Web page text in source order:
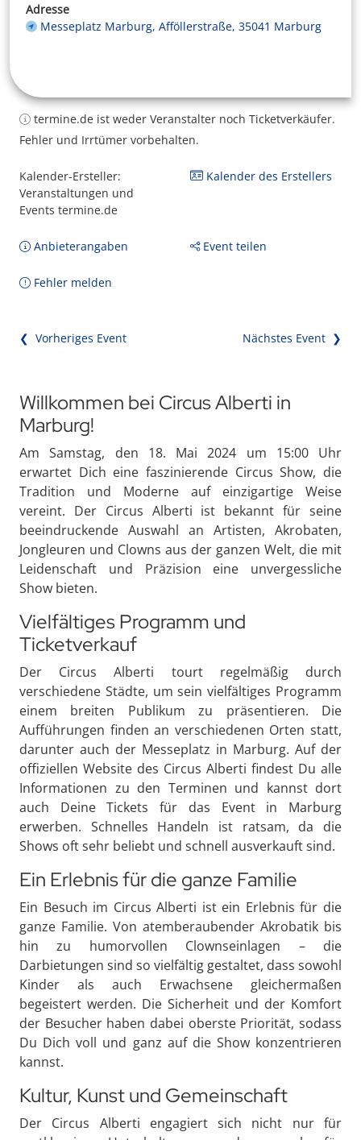
Adresse
Messeplatz Marburg, Afföllerstraße, 35041 Marburg
termine.de ist weder Veranstalter noch Ticketverkäufer.
Fehler und Irrtümer vorbehalten.
Kalender-Ersteller:
Veranstaltungen und
Events termine.de
Kalender des Erstellers
Anbieterangaben Event teilen
Fehler melden
❮ Vorheriges Event Nächstes Event ❯
Willkommen bei Circus Alberti in
Marburg!
Am Samstag, den 18. Mai 2024 um 15:00 Uhr
erwartet Dich eine faszinierende Circus Show, die
Tradition und Moderne auf einzigartige Weise
vereint. Der Circus Alberti ist bekannt für seine
beeindruckende Auswahl an Artisten, Akrobaten,
Jongleuren und Clowns aus der ganzen Welt, die mit
Leidenschaft und Präzision eine unvergessliche
Show bieten.
Vielfältiges Programm und
Ticketverkauf
Der Circus Alberti tourt regelmäßig durch
verschiedene Städte, um sein vielfältiges Programm
einem breiten Publikum zu präsentieren. Die
Aufführungen finden an verschiedenen Orten statt,
darunter auch der Messeplatz in Marburg. Auf der
offiziellen Website des Circus Alberti findest Du alle
Informationen zu den Terminen und kannst dort
auch Deine Tickets für das Event in Marburg
erwerben. Schnelles Handeln ist ratsam, da die
Shows oft sehr beliebt und schnell ausverkauft sind.
Ein Erlebnis für die ganze Familie
Ein Besuch im Circus Alberti ist ein Erlebnis für die
ganze Familie. Von atemberaubender Akrobatik bis
hin zu humorvollen Clownseinlagen – die
Darbietungen sind so vielfältig gestaltet, dass sowohl
Kinder als auch Erwachsene gleichermaßen
begeistert werden. Die Sicherheit und der Komfort
der Besucher haben dabei oberste Priorität, sodass
Du Dich voll und ganz auf die Show konzentrieren
kannst.
Kultur, Kunst und Gemeinschaft
Der Circus Alberti engagiert sich nicht nur für